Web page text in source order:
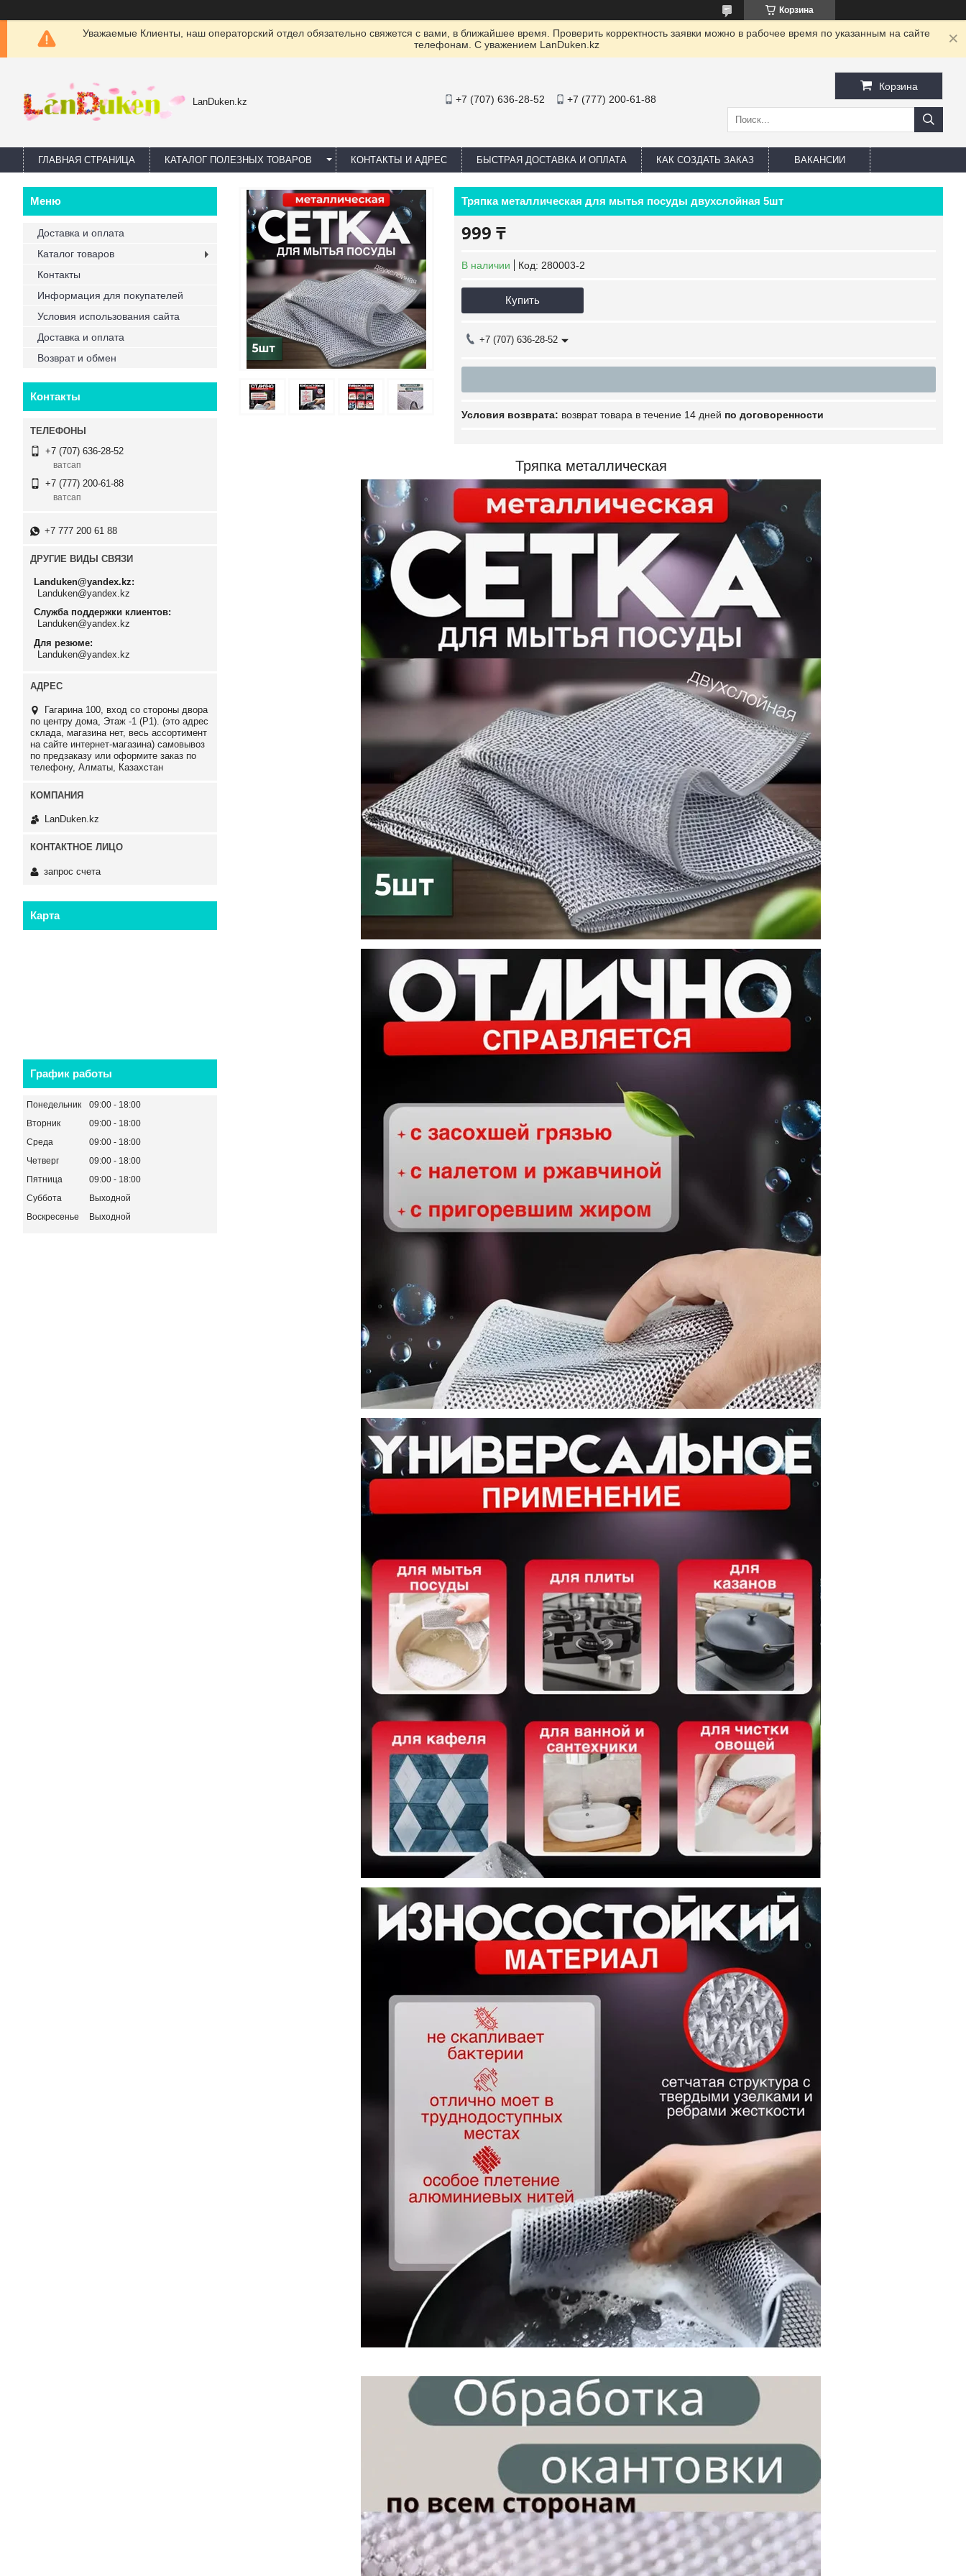
Корзина
Уважаемые Клиенты, наш операторский отдел обязательно свяжется с вами, в ближайшее время. Проверить корректность заявки можно в рабочее время по указанным на сайте
телефонам. С уважением LanDuken.kz
LanDuken.kz +7 (707) 636-28-52 +7 (777) 200-61-88
Корзина
ГЛАВНАЯ СТРАНИЦА КАТАЛОГ ПОЛЕЗНЫХ ТОВАРОВ КОНТАКТЫ И АДРЕС БЫСТРАЯ ДОСТАВКА И ОПЛАТА КАК СОЗДАТЬ ЗАКАЗ ВАКАНСИИ
Тряпка металлическая для мытья посуды двухслойная 5шт
999 ₸
В наличии Код: 280003-2
Купить
+7 (707) 636-28-52
возврат товара в течение 14 дней по договоренности
Тряпка металлическая
Доставка и оплата
Каталог товаров
Контакты
Информация для покупателей
Условия использования сайта
Доставка и оплата
Возврат и обмен
Контакты
+7 (707) 636-28-52
ватсап
+7 (777) 200-61-88
ватсап
+7 777 200 61 88
ДРУГИЕ ВИДЫ СВЯЗИ
Landuken@yandex.kz
Landuken@yandex.kz
Служба поддержки клиентов
Landuken@yandex.kz
Для резюме
Landuken@yandex.kz
Гагарина 100, вход со стороны двора
по центру дома, Этаж -1 (P1). (это адрес
склада, магазина нет, весь ассортимент
на сайте интернет-магазина) самовывоз
по предзаказу или оформите заказ по
телефону, Алматы, Казахстан
LanDuken.kz
запрос счета
Карта
График работы
Понедельник 09:00
18:00
Вторник
09:00
18:00
Среда
09:00
18:00
Четверг
09:00
18:00
Пятница
09:00
18:00
Суббота
Выходной
Воскресенье
Выходной